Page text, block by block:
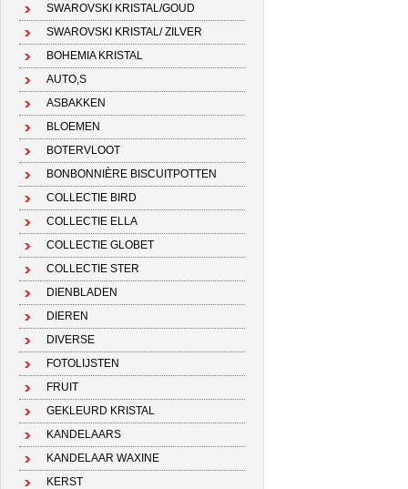
SWAROVSKI KRISTAL/GOUD
SWAROVSKI KRISTAL/ ZILVER
BOHEMIA KRISTAL
AUTO,S
ASBAKKEN
BLOEMEN
BOTERVLOOT
BONBONNIÈRE BISCUITPOTTEN
COLLECTIE BIRD
COLLECTIE ELLA
COLLECTIE GLOBET
COLLECTIE STER
DIENBLADEN
DIEREN
DIVERSE
FOTOLIJSTEN
FRUIT
GEKLEURD KRISTAL
KANDELAARS
KANDELAAR WAXINE
KERST